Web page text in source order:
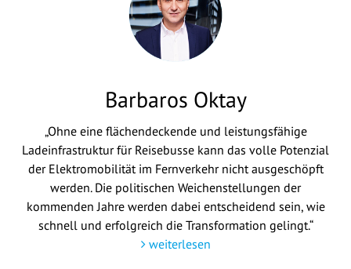
Barbaros Oktay
„Ohne eine flächendeckende und leistungsfähige
Ladeinfrastruktur für Reisebusse kann das volle Potenzial
der Elektromobilität im Fernverkehr nicht ausgeschöpft
werden. Die politischen Weichenstellungen der
kommenden Jahre werden dabei entscheidend sein, wie
schnell und erfolgreich die Transformation gelingt.“
weiterlesen